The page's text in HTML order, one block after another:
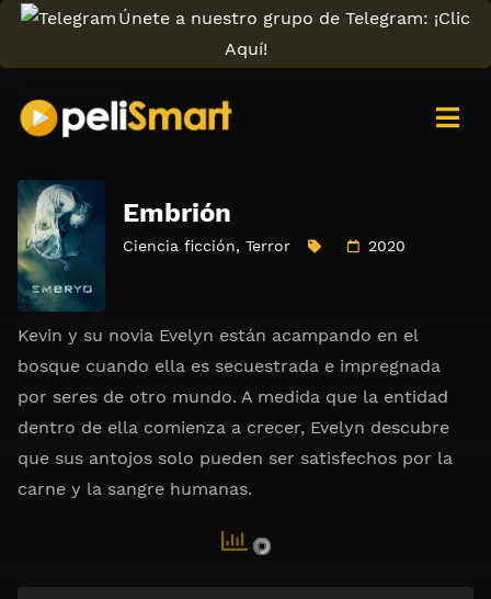
Únete a nuestro grupo de Telegram: ¡Clic
Aquí!
Embrión
Ciencia ficción, Terror 2020
Kevin y su novia Evelyn están acampando en el
bosque cuando ella es secuestrada e impregnada
por seres de otro mundo. A medida que la entidad
dentro de ella comienza a crecer, Evelyn descubre
que sus antojos solo pueden ser satisfechos por la
carne y la sangre humanas.